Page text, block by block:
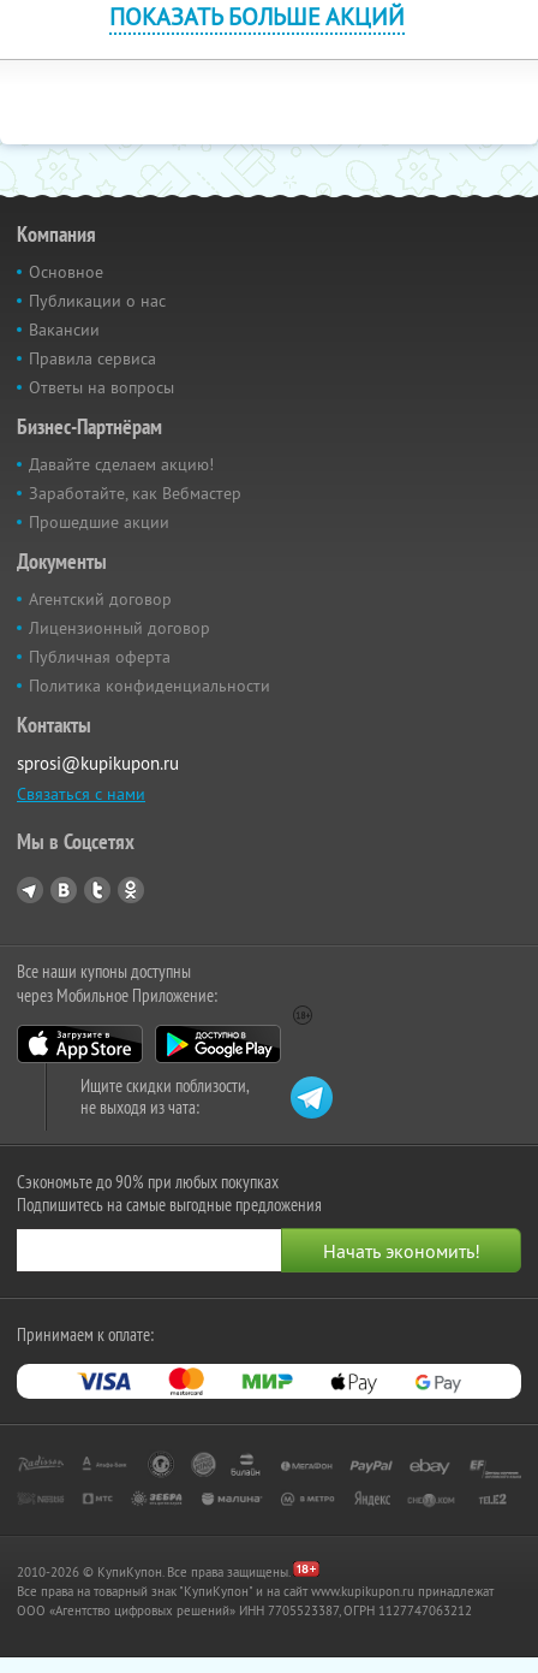
ПОКАЗАТЬ БОЛЬШЕ АКЦИЙ
Компания
Основное
Публикации о нас
Вакансии
Правила сервиса
Ответы на вопросы
Бизнес-Партнёрам
Давайте сделаем акцию!
Заработайте, как Вебмастер
Прошедшие акции
Документы
Агентский договор
Лицензионный договор
Публичная оферта
Политика конфиденциальности
Контакты
sprosi@kupikupon.ru
Связаться с нами
Мы в Соцсетях
Все наши купоны доступны
через Мобильное Приложение:
Ищите скидки поблизости,
не выходя из чата:
Сэкономьте до 90% при любых покупках
Подпишитесь на самые выгодные предложения
Принимаем к оплате:
2010-2026 © КупиКупон. Все права защищены.
Все права на товарный знак "КупиКупон" и на сайт www.kupikupon.ru принадлежат
OOO «Агентство цифровых решений» ИНН 7705523387, ОГРН 1127747063212